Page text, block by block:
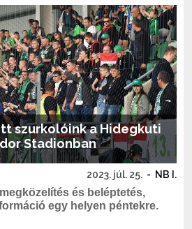
szurkolóink a Hidegkuti
Stadionban
2023. júl. 25. - NB I.
és beléptetés,
egy helyen péntekre.